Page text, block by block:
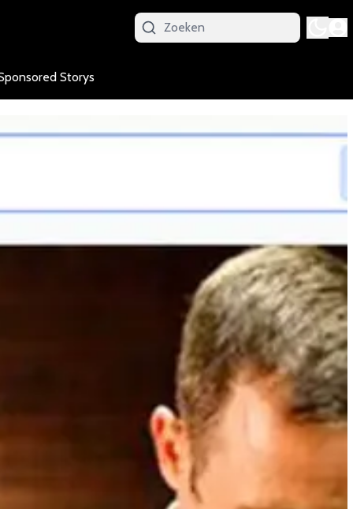
Storys